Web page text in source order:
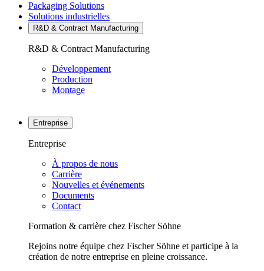
Packaging Solutions
Solutions industrielles
R&D & Contract Manufacturing
R&D & Contract Manufacturing
Développement
Production
Montage
Entreprise
Entreprise
À propos de nous
Carrière
Nouvelles et événements
Documents
Contact
Formation & carrière chez Fischer Söhne
Rejoins notre équipe chez Fischer Söhne et participe à la
création de notre entreprise en pleine croissance.